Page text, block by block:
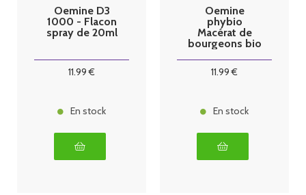
Oemine D3
1000 - Flacon
spray de 20ml
11.99 €
En stock
Oemine
phybio
Macérat de
bourgeons bio
11.99 €
En stock